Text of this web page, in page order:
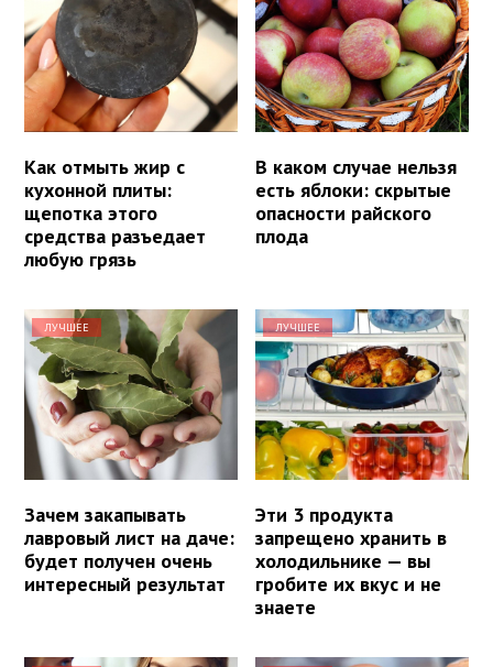
Как отмыть жир с
кухонной плиты:
щепотка этого
средства разъедает
любую грязь
В каком случае нельзя
есть яблоки: скрытые
опасности райского
плода
ЛУЧШЕЕ
Зачем закапывать
лавровый лист на даче:
будет получен очень
интересный результат
ЛУЧШЕЕ
Эти 3 продукта
запрещено хранить в
холодильнике — вы
гробите их вкус и не
знаете